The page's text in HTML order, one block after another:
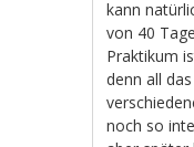
kann
von 40
Praktikum
denn all
noch so